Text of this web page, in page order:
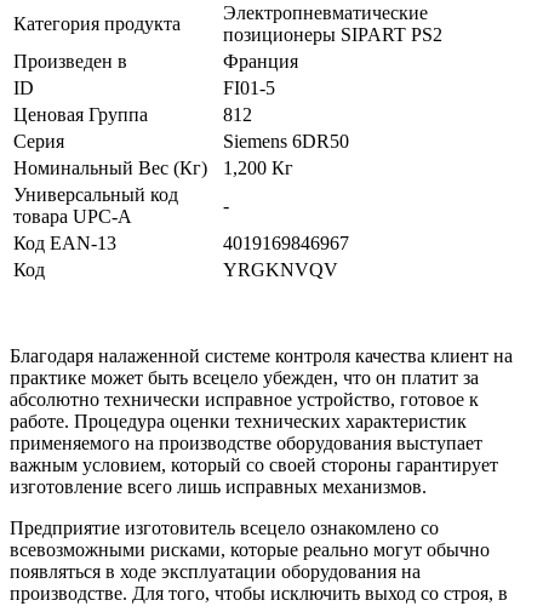
Категория продукта
Электропневматические
позиционеры SIPART PS2
Произведен в
Франция
ID
FI01-5
Ценовая Группа
812
Серия
Siemens 6DR50
Номинальный Вес (Кг)
1,200 Кг
Универсальный код
товара UPC-A
-
Код EAN-13
4019169846967
Код
YRGKNVQV
Благодаря налаженной системе контроля качества клиент на
практике может быть всецело убежден, что он платит за
абсолютно технически исправное устройство, готовое к
работе. Процедура оценки технических характеристик
применяемого на производстве оборудования выступает
важным условием, который со своей стороны гарантирует
изготовление всего лишь исправных механизмов.
Предприятие изготовитель всецело ознакомлено со
всевозможными рисками, которые реально могут обычно
появляться в ходе эксплуатации оборудования на
производстве. Для того, чтобы исключить выход со строя, в